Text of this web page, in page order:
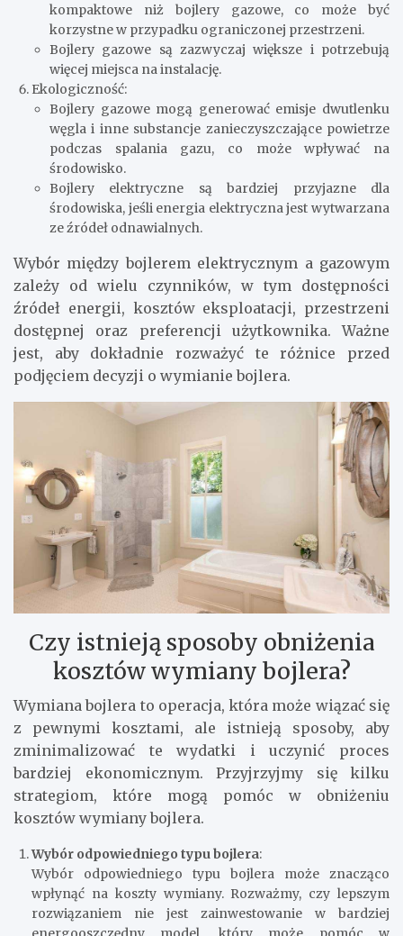
kompaktowe niż bojlery gazowe, co może być
korzystne w przypadku ograniczonej przestrzeni.
Bojlery gazowe są zazwyczaj większe i potrzebują
więcej miejsca na instalację.
Ekologiczność:
Bojlery gazowe mogą generować emisje dwutlenku
węgla i inne substancje zanieczyszczające powietrze
podczas spalania gazu, co może wpływać na
środowisko.
Bojlery elektryczne są bardziej przyjazne dla
środowiska, jeśli energia elektryczna jest wytwarzana
ze źródeł odnawialnych.
Wybór między bojlerem elektrycznym a gazowym
zależy od wielu czynników, w tym dostępności
źródeł energii, kosztów eksploatacji, przestrzeni
dostępnej oraz preferencji użytkownika. Ważne
jest, aby dokładnie rozważyć te różnice przed
podjęciem decyzji o wymianie bojlera.
Czy istnieją sposoby obniżenia
kosztów wymiany bojlera?
Wymiana bojlera to operacja, która może wiązać się
z pewnymi kosztami, ale istnieją sposoby, aby
zminimalizować te wydatki i uczynić proces
bardziej ekonomicznym. Przyjrzyjmy się kilku
strategiom, które mogą pomóc w obniżeniu
kosztów wymiany bojlera.
Wybór odpowiedniego typu bojlera:
Wybór odpowiedniego typu bojlera może znacząco
wpłynąć na koszty wymiany. Rozważmy, czy lepszym
rozwiązaniem nie jest zainwestowanie w bardziej